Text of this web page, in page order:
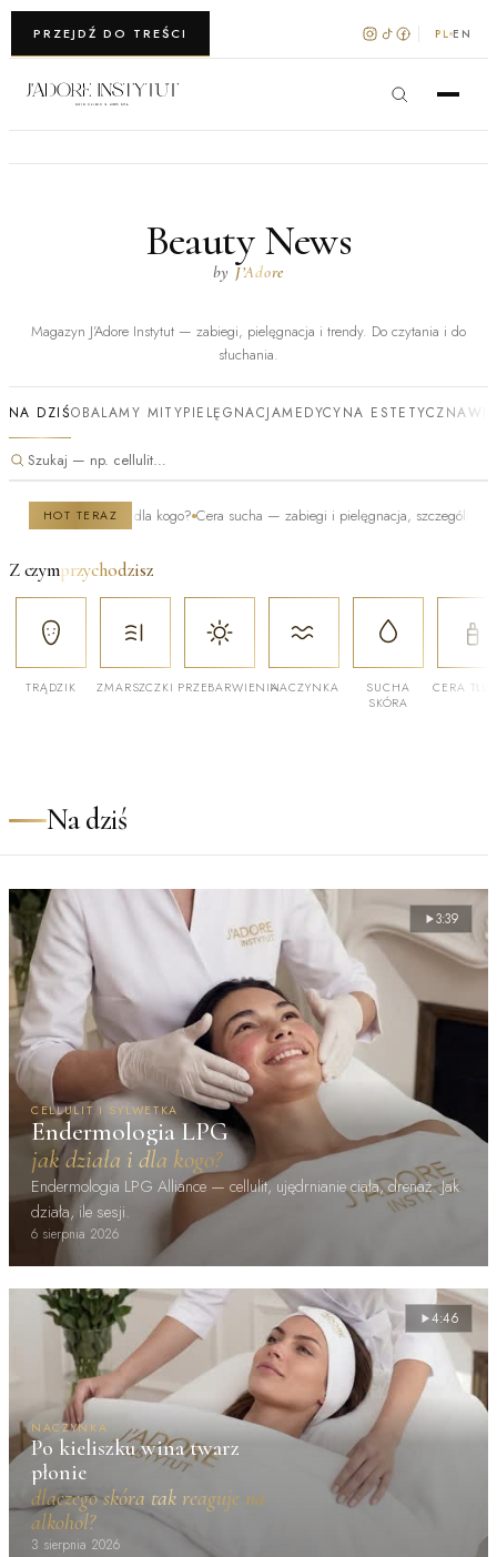
PRZEJDŹ DO TREŚCI
WARSZAWA · KRAKÓW PL EN
Beauty News
by J’Adore
Magazyn J’Adore Instytut — zabiegi, pielęgnacja i trendy. Do czytania i do
słuchania.
NA DZIŚOBALAMY MITYPIELĘGNACJAMEDYCYNA ESTETYCZNA
HOT TERAZ
działa i dla kogo? Cera sucha — zabiegi i pielęgnacja, szczególnie zimą Po
Z czymprzychodzisz
TRĄDZIK ZMARSZCZKI PRZEBARWIENIANACZYNKA
SUCHA
SKÓRA
CERA
Na dziś
CELLULIT I SYLWETKA
Endermologia LPG
jak działa i dla kogo?
Endermologia LPG Alliance — cellulit, ujędrnianie ciała, drenaż. Jak
działa, ile sesji.
6 sierpnia 2026
3:39
NACZYNKA
Po kieliszku wina twarz
płonie
dlaczego skóra tak reaguje na
alkohol?
3 sierpnia 2026
4:46